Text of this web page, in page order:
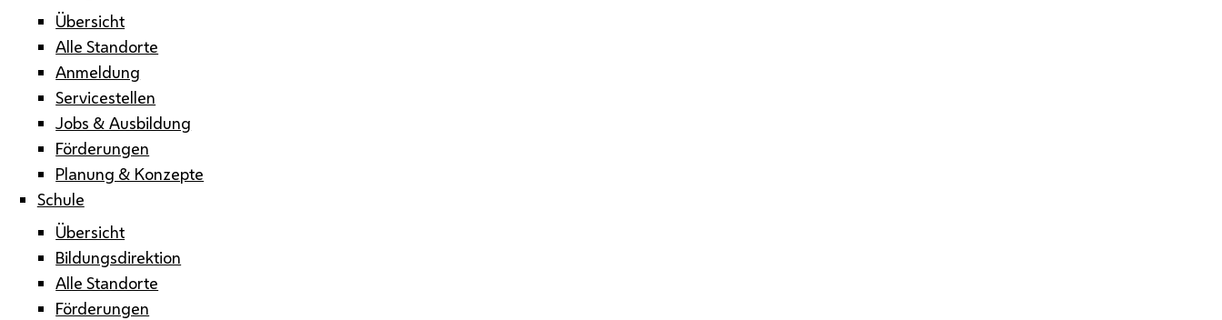
Übersicht
Alle Standorte
Anmeldung
Servicestellen
Jobs & Ausbildung
Förderungen
Planung & Konzepte
Schule
Übersicht
Bildungsdirektion
Alle Standorte
Förderungen